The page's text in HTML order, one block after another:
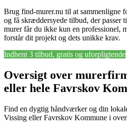
Brug find-murer.nu til at sammenligne
og få skræddersyede tilbud, der passer
murer får du ikke kun en professionel,
forstår dit projekt og dets unikke krav.
Indhent 3 tilbud, gratis og uforpligtende
Oversigt over
eller hele Favrskov
Find en dygtig håndværker og din
Vissing eller Favrskov Kommune i